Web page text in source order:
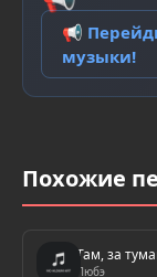
📢
музыки!
Похожие
Там, за
Любэ